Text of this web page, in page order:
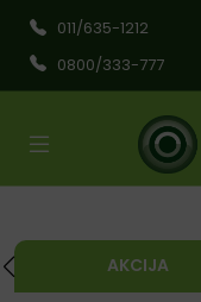
011/635-1212
0800/333-777
AKCIJA